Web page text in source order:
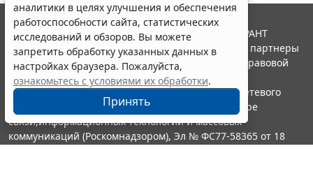
аналитики в целях улучшения и обеспечения
работоспособности сайта, статистических
исследований и обзоров. Вы можете
запретить обработку указанных данных в
настройках браузера. Пожалуйста,
ознакомьтесь с условиями их обработки.
Принять
© ООО "НПП "ГАРАНТ-СЕРВИС", 2026. Система ГАРАНТ
выпускается с 1990 года. Компания "Гарант" и ее партнеры
являются участниками Российской ассоциации правовой
информации ГАРАНТ.
Портал ГАРАНТ.РУ зарегистрирован в качестве сетевого
издания Федеральной службой по надзору в сфере
связи,информационных технологий и массовых
коммуникаций (Роскомнадзором), Эл № ФС77-58365 от 18